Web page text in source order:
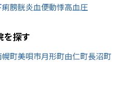
膀胱炎血便動悸高血圧
を探す
幌町美唄市月形町由仁町長沼町